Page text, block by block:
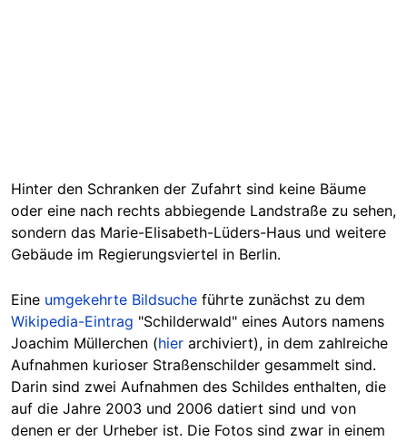
Hinter den Schranken der Zufahrt sind keine Bäume
oder eine nach rechts abbiegende Landstraße zu sehen,
sondern das Marie-Elisabeth-Lüders-Haus und weitere
Gebäude im Regierungsviertel in Berlin.
Eine umgekehrte Bildsuche führte zunächst zu dem
Wikipedia-Eintrag "Schilderwald" eines Autors namens
Joachim Müllerchen (hier archiviert), in dem zahlreiche
Aufnahmen kurioser Straßenschilder gesammelt sind.
Darin sind zwei Aufnahmen des Schildes enthalten, die
auf die Jahre 2003 und 2006 datiert sind und von
denen er der Urheber ist. Die Fotos sind zwar in einem